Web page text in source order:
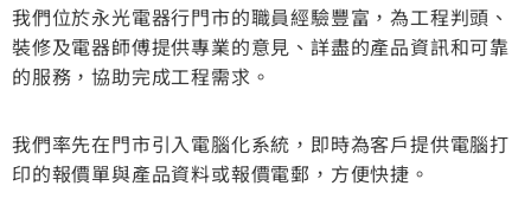
我們位於永光電器行門市的職員經驗豐富，為工程判頭、
裝修及電器師傅提供專業的意見、詳盡的產品資訊和可靠
的服務，協助完成工程需求。
我們率先在門市引入電腦化系統，即時為客戶提供電腦打
印的報價單與產品資料或報價電郵，方便快捷。